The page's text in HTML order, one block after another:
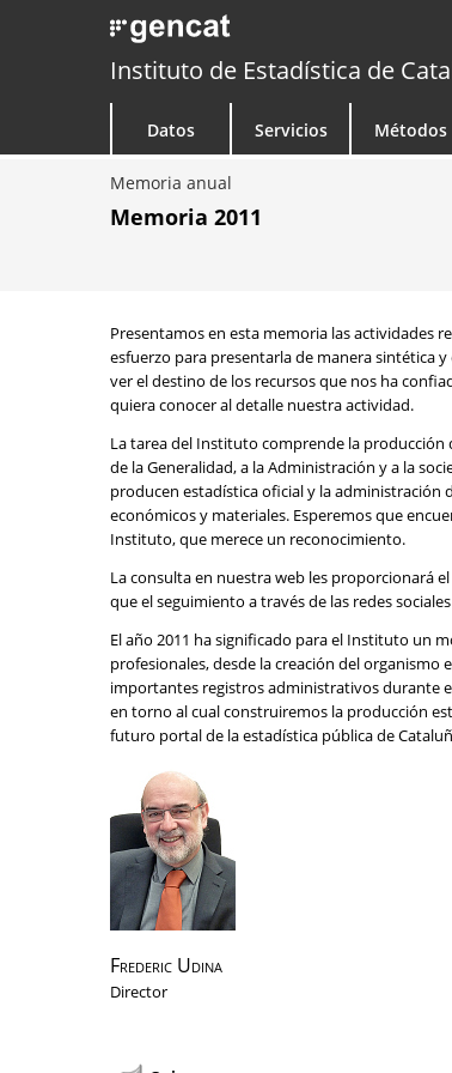
Instituto de Estadística de
Datos Servicios Métodos
Memoria anual
Memoria 2011
Presentamos en esta memoria las actividades
esfuerzo para presentarla de manera sintética
ver el destino de los recursos que nos ha
quiera conocer al detalle nuestra actividad.
La tarea del Instituto comprende la producción
de la Generalidad, a la Administración y a la
producen estadística oficial y la administración
económicos y materiales. Esperemos que
Instituto, que merece un reconocimiento.
La consulta en nuestra web les proporcionará
que el seguimiento a través de las redes
El año 2011 ha significado para el Instituto un
profesionales, desde la creación del organismo
importantes registros administrativos durante
en torno al cual construiremos la producción
futuro portal de la estadística pública de
Frederic Udina
Director